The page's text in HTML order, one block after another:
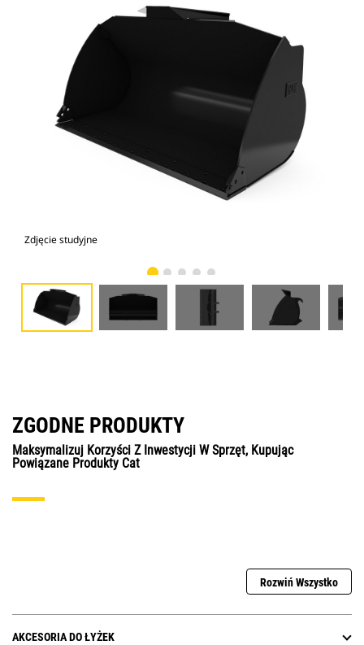
Zdjęcie studyjne
ZGODNE PRODUKTY
Maksymalizuj Korzyści Z Inwestycji W Sprzęt, Kupując
Powiązane Produkty Cat
Rozwiń Wszystko
AKCESORIA DO ŁYŻEK